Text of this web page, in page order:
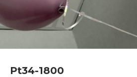
Pt34-1800